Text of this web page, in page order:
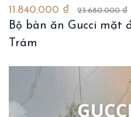
11.840.000 ₫ 23.680.000 ₫
Bộ bàn ăn Gucci mặt
Trám